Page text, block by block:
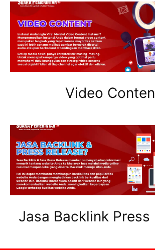
Video
Jasa Backlink Press